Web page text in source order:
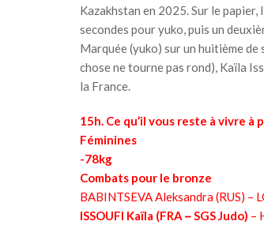
Kazakhstan en 2025. Sur le
secondes pour yuko, puis un
Marquée (yuko) sur un huitième de
chose ne tourne pas rond), Kaïla
la France.
15h. Ce qu’il vous reste à vivre à
Féminines
-78kg
Combats pour le bronze
BABINTSEVA Aleksandra (RUS) –
ISSOUFI Kaïla (FRA –SGS Judo) –